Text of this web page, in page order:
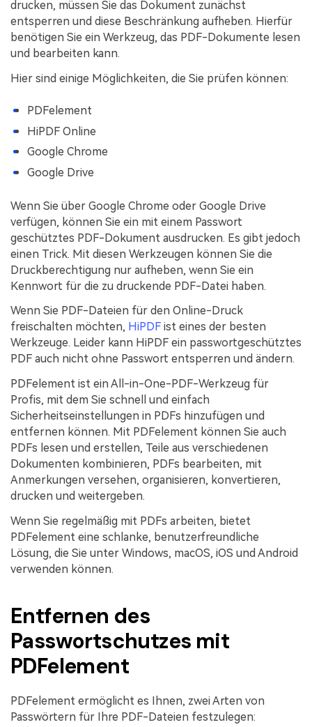
drucken, müssen Sie das Dokument zunächst
entsperren und diese Beschränkung aufheben. Hierfür
benötigen Sie ein Werkzeug, das PDF-Dokumente lesen
und bearbeiten kann.
Hier sind einige Möglichkeiten, die Sie prüfen können:
PDFelement
HiPDF Online
Google Chrome
Google Drive
Wenn Sie über Google Chrome oder Google Drive
verfügen, können Sie ein mit einem Passwort
geschütztes PDF-Dokument ausdrucken. Es gibt jedoch
einen Trick. Mit diesen Werkzeugen können Sie die
Druckberechtigung nur aufheben, wenn Sie ein
Kennwort für die zu druckende PDF-Datei haben.
Wenn Sie PDF-Dateien für den Online-Druck
freischalten möchten, HiPDF ist eines der besten
Werkzeuge. Leider kann HiPDF ein passwortgeschütztes
PDF auch nicht ohne Passwort entsperren und ändern.
PDFelement ist ein All-in-One-PDF-Werkzeug für
Profis, mit dem Sie schnell und einfach
Sicherheitseinstellungen in PDFs hinzufügen und
entfernen können. Mit PDFelement können Sie auch
PDFs lesen und erstellen, Teile aus verschiedenen
Dokumenten kombinieren, PDFs bearbeiten, mit
Anmerkungen versehen, organisieren, konvertieren,
drucken und weitergeben.
Wenn Sie regelmäßig mit PDFs arbeiten, bietet
PDFelement eine schlanke, benutzerfreundliche
Lösung, die Sie unter Windows, macOS, iOS und Android
verwenden können.
Entfernen des
Passwortschutzes mit
PDFelement
PDFelement ermöglicht es Ihnen, zwei Arten von
Passwörtern für Ihre PDF-Dateien festzulegen: